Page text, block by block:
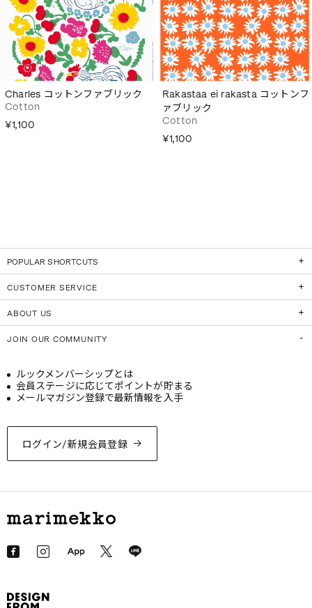
Charles コットンファブリック
Cotton
¥1,100
Rakastaa ei rakasta コットンフ
ァブリック
Cotton
¥1,100
POPULAR SHORTCUTS
CUSTOMER SERVICE
ABOUT US
JOIN OUR COMMUNITY
ログイン/新規会員登録
ルックメンバーシップとは
会員ステージに応じてポイントが貯まる
メールマガジン登録で最新情報を入手